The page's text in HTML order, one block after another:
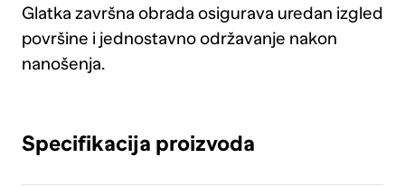
Glatka završna obrada osigurava uredan izgled
površine i jednostavno održavanje nakon
nanošenja.
Specifikacija proizvoda